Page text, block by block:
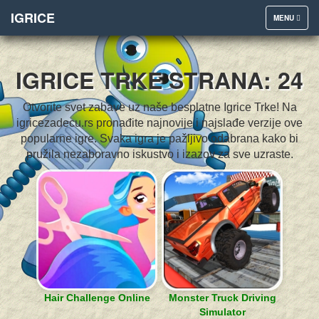
TOGGLE
NAVIGATION
MENU
IGRICE
IGRICE TRKE STRANA: 24
Otvorite svet zabave uz naše besplatne Igrice Trke! Na
igricezadecu.rs pronađite najnovije i najslađe verzije ove
popularne igre. Svaka igra je pažljivo odabrana kako bi
pružila nezaboravno iskustvo i izazov za sve uzraste.
Hair Challenge Online
Monster Truck Driving
Simulator